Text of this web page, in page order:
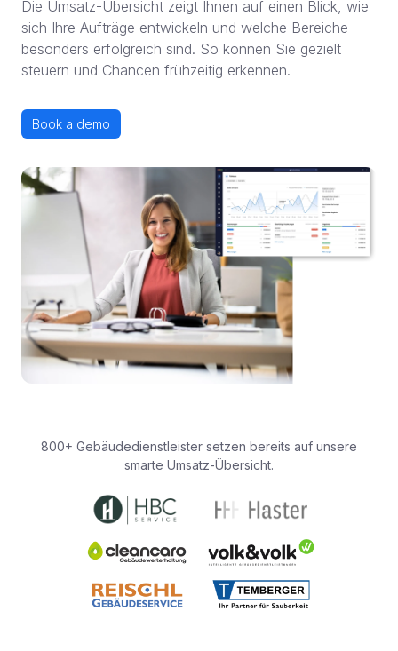
Die Umsatz-Übersicht zeigt Ihnen auf einen Blick, wie
sich Ihre Aufträge entwickeln und welche Bereiche
besonders erfolgreich sind. So können Sie gezielt
steuern und Chancen frühzeitig erkennen.
Book a demo
800+ Gebäudedienstleister setzen bereits auf unsere
smarte Umsatz-Übersicht.